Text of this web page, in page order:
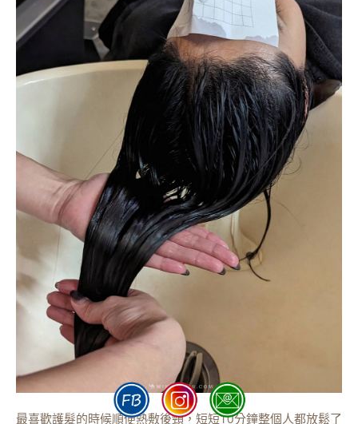
最喜歡護髮的時候順便熱敷後頸，短短10分鐘整個人都放鬆了